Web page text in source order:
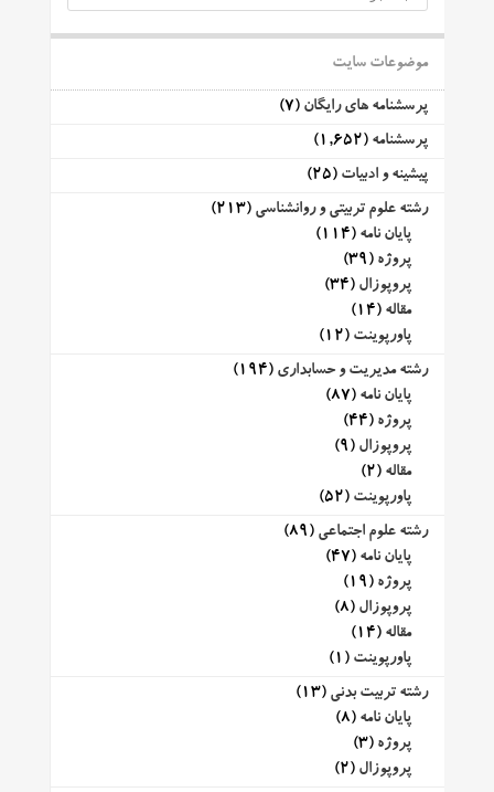
موضوعات سایت
پرسشنامه های رایگان (7)
پرسشنامه (1,652)
پیشینه و ادبیات (25)
رشته علوم تربیتی و روانشناسی (213)
پایان نامه (114)
پروژه (39)
پروپوزال (34)
مقاله (14)
پاورپوینت (12)
رشته مدیریت و حسابداری (194)
پایان نامه (87)
پروژه (44)
پروپوزال (9)
مقاله (2)
پاورپوینت (52)
رشته علوم اجتماعی (89)
پایان نامه (47)
پروژه (19)
پروپوزال (8)
مقاله (14)
پاورپوینت (1)
رشته تربیت بدنی (13)
پایان نامه (8)
پروژه (3)
پروپوزال (2)